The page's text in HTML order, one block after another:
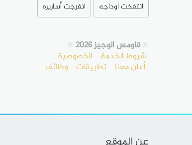
انتفخت اوداجه
انفرجت أساريره
©قاومس الوجيز 2026 ®
شروط الخدمة الخصوصية
أعلن معنا تطبيقات وظائف